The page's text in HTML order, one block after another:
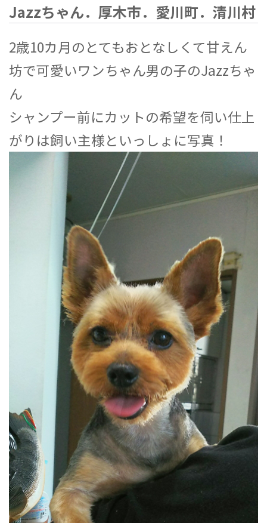
Jazzちゃん．厚木市．愛川町．清川村
2歳10カ月のとてもおとなしくて甘えん
坊で可愛いワンちゃん男の子のJazzちゃ
ん
シャンプー前にカットの希望を伺い仕上
がりは飼い主様といっしょに写真！